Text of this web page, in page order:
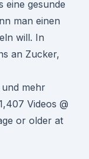
eine gesunde
man einen
will. In
an Zucker,
mehr
Videos @
or older at